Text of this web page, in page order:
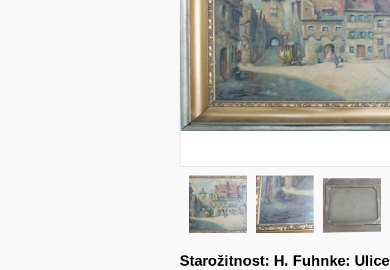
Starožitnost: H. Fuhnke: Ulice